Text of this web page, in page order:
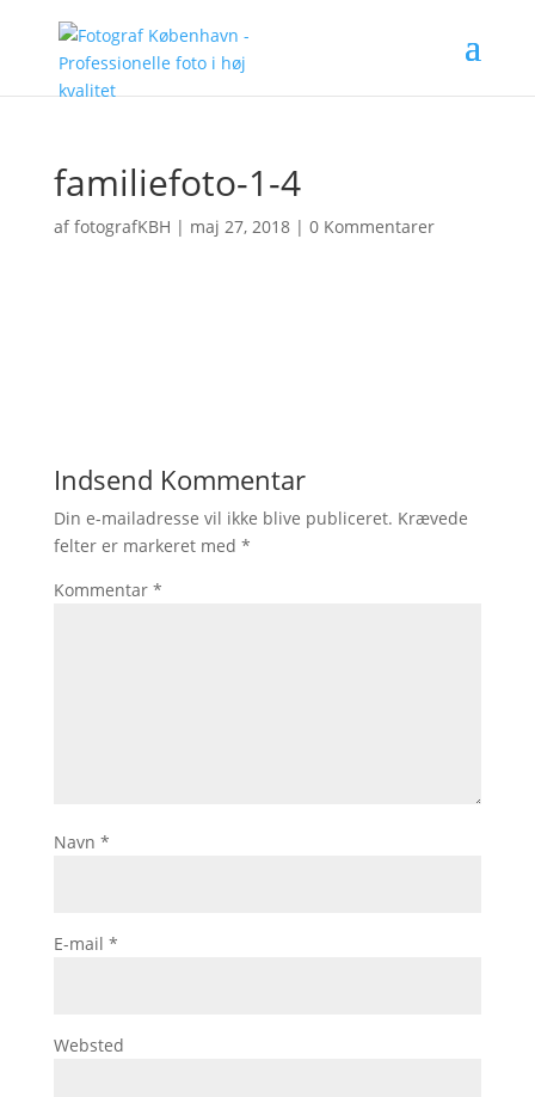
familiefoto-1-4
affotografKBH | maj 27, 2018| 0 Kommentarer
Indsend Kommentar
Din e-mailadresse vil ikke blive publiceret. Krævede
felter er markeret med *
Kommentar *
Navn *
E-mail *
Websted